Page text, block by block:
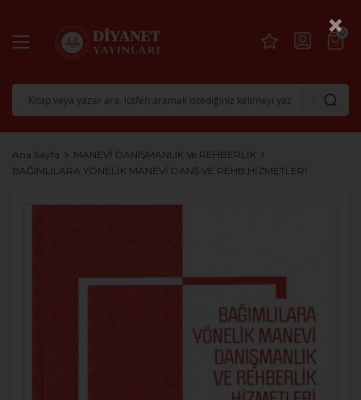
0
Ana Sayfa
MANEVİ DANIŞMANLIK Ve REHBERLİK
BAĞIMLILARA YÖNELİK MANEVİ DANŞ.VE REHB.HİZMETLERİ
×